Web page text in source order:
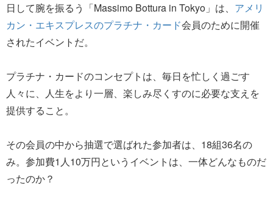
日して腕を振るう「Massimo Bottura in Tokyo」は、 アメリ
カン・エキスプレスのプラチナ・カード会員のために開催
されたイベントだ。
プラチナ・カードのコンセプトは、毎日を忙しく過ごす
人々に、人生をより一層、楽しみ尽くすのに必要な支えを
提供すること。
その会員の中から抽選で選ばれた参加者は、18組36名の
み。参加費1人10万円というイベントは、一体どんなものだ
ったのか？